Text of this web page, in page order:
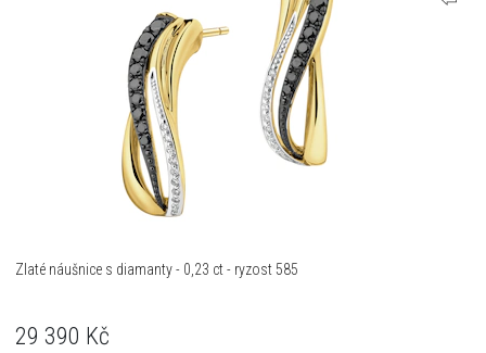
Zlaté náušnice s diamanty - 0,23 ct - ryzost 585
29 390 Kč